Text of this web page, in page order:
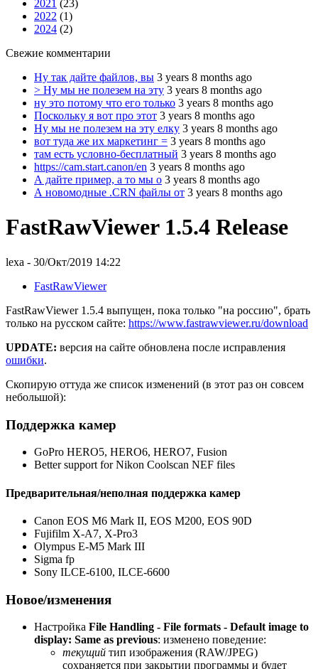
2021 (23)
2022 (1)
2024 (2)
Свежие комментарии
Ну так дайте файлов, вы 3 years 8 months ago
> Ну мы не полезем на эту 3 years 8 months ago
ну это потому что его только 3 years 8 months ago
Поскольку я вот про этот 3 years 8 months ago
Ну мы не полезем на эту елку 3 years 8 months ago
вот туда же их маркетинг = 3 years 8 months ago
там есть условно-бесплатный 3 years 8 months ago
https://cam.start.canon/en 3 years 8 months ago
А дайте пример, а то мы о 3 years 8 months ago
А новомодные .CRN файлы от 3 years 8 months ago
FastRawViewer 1.5.4 Release
lexa - 30/Окт/2019 14:22
FastRawViewer
FastRawViewer 1.5.4 выпущен, пока только "на россию", брать
только на русском сайте: https://www.fastrawviewer.ru/download
UPDATE: версия на сайте обновлена после исправления
ошибки.
Скопирую оттуда же список изменений (в этот раз он совсем
небольшой):
Поддержка камер
GoPro HERO5, HERO6, HERO7, Fusion
Better support for Nikon Coolscan NEF files
Предварительная/неполная поддержка камер
Canon EOS M6 Mark II, EOS M200, EOS 90D
Fujifilm X-A7, X-Pro3
Olympus E-M5 Mark III
Sigma fp
Sony ILCE-6100, ILCE-6600
Новое/изменения
Настройка File Handling - File formats - Default image to
display: Same as previous: изменено поведение:
текущий тип изображения (RAW/JPEG)
сохраняется при закрытии программы и будет